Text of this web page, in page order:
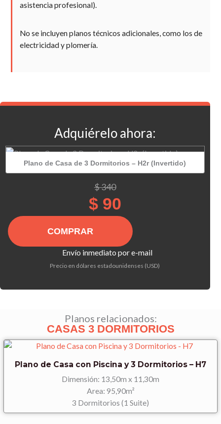
asistencia profesional).
No se incluyen planos técnicos adicionales, como los de
electricidad y plomería.
Adquiérelo ahora:
Plano de Casa de 3 Dormitorios – H2r (Invertido)
$340
precio
original
era:
$90
precio
actual
es:
Plano
Casa
Envío inmediato por e-mail
Precio en dólares estadounidenses (USD)
Planos relacionados:
CASAS 3 DORMITORIOS
Plano de Casa con Piscina y 3 Dormitorios – H7
Dimensión: 13,50m x 11,30m
Area: 95,90m²
3 Dormitorios (1 Suite)